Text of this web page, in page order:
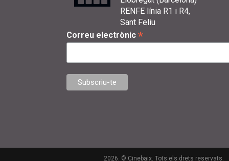
RENFE línia R1 i R4,
Sant Feliu
Correu electrònic *
2026. © Cinebaix. Tots els drets reservats.